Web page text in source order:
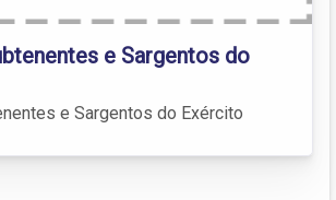
e Sargentos do
e Sargentos do Exército